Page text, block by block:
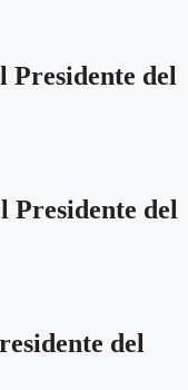
Presidente del
Presidente del
del